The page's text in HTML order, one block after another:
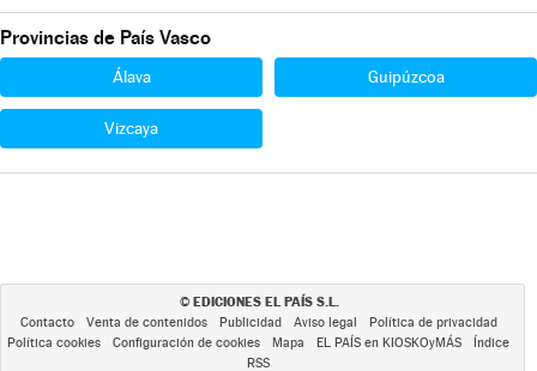
Provincias de País Vasco
Álava Guipúzcoa
Vizcaya
© EDICIONES EL PAÍS S.L.
Contacto Venta de contenidos Publicidad Aviso legal
Política de privacidad
Política cookies
Configuración de cookies Mapa EL PAÍS en KIOSKOyMÁS
Índice
RSS